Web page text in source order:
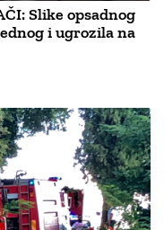
Slike opsadnog
i ugrozila na